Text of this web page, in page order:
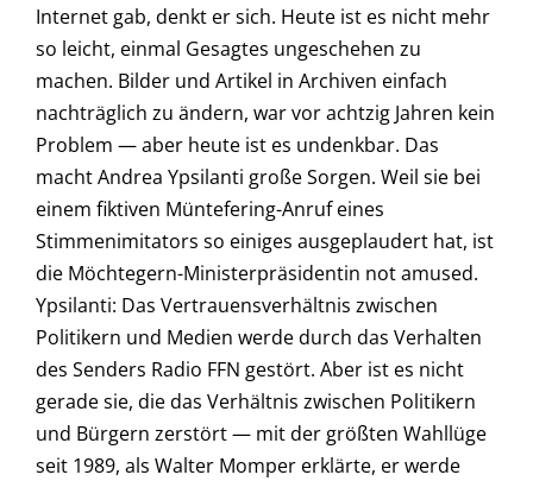
Internet gab, denkt er sich. Heute ist es nicht mehr
so leicht, einmal Gesagtes ungeschehen zu
machen. Bilder und Artikel in Archiven einfach
nachträglich zu ändern, war vor achtzig Jahren kein
Problem — aber heute ist es undenkbar. Das
macht Andrea Ypsilanti große Sorgen. Weil sie bei
einem fiktiven Müntefering-Anruf eines
Stimmenimitators so einiges ausgeplaudert hat, ist
die Möchtegern-Ministerpräsidentin not amused.
Ypsilanti: Das Vertrauensverhältnis zwischen
Politikern und Medien werde durch das Verhalten
des Senders Radio FFN gestört. Aber ist es nicht
gerade sie, die das Verhältnis zwischen Politikern
und Bürgern zerstört — mit der größten Wahllüge
seit 1989, als Walter Momper erklärte, er werde